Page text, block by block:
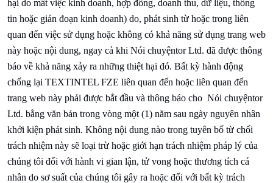
hại do mất việc kinh doanh, hợp đồng, doanh thu, dữ liệu, thông
tin hoặc gián đoạn kinh doanh) do, phát sinh từ hoặc trong liên
quan đến việc sử dụng hoặc không có khả năng sử dụng trang web
này hoặc nội dung, ngay cả khi Nói chuyệntor Ltd. đã được thông
báo về khả năng xảy ra những thiệt hại đó. Bất kỳ hành động
chống lại TEXTINTEL FZE liên quan đến hoặc liên quan đến
trang web này phải được bắt đầu và thông báo cho Nói chuyệntor
Ltd. bằng văn bản trong vòng một (1) năm sau ngày nguyên nhân
khởi kiện phát sinh. Không nội dung nào trong tuyên bố từ chối
trách nhiệm này sẽ loại trừ hoặc giới hạn trách nhiệm pháp lý của
chúng tôi đối với hành vi gian lận, tử vong hoặc thương tích cá
nhân do sơ suất của chúng tôi gây ra hoặc đối với bất kỳ trách